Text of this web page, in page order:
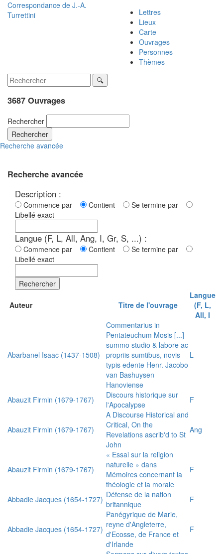
Correspondance de J.-A.
Turrettini
Lettres
Lieux
Carte
Ouvrages
Personnes
Thèmes
3687 Ouvrages
Rechercher
Rechercher
Recherche avancée
Recherche avancée
Description :
Commence par Contient
Se termine par
Libellé exact
Langue (F, L, All, Ang, I, Gr, S, ...) :
Commence par Contient
Se termine par
Libellé exact
Rechercher
Auteur Titre de l'ouvrage
Langue
(F, L,
All, I
Abarbanel Isaac (1437-1508)
Commentarius in
Pentateuchum Mosis [...]
summo studio & labore ac
propriis sumtibus, novis
typis edente Henr. Jacobo
van Bashuysen
Hanoviense
L
Abauzit Firmin (1679-1767)
Discours historique sur
l'Apocalypse
F
Abauzit Firmin (1679-1767)
A Discourse Historical and
Critical, On the
Revelations ascrib'd to St
John
Ang
Abauzit Firmin (1679-1767)
« Essai sur la religion
naturelle » dans
Mémoires concernant la
théologie et la morale
F
Abbadie Jacques (1654-1727) Défense de la nation
britannique
F
Abbadie Jacques (1654-1727)
Panégyrique de Marie,
reyne d'Angleterre,
d'Ecosse, de France et
d'Irlande
F